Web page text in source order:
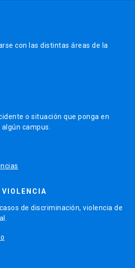
con las distintas áreas de la
o situación que ponga en
campus.
de discriminación, violencia de